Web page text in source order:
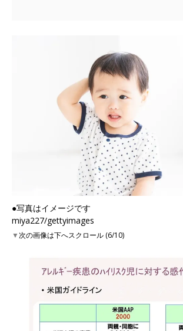
●写真はイメージです
miya227/gettyimages
▼次の画像は下へスクロール (6/10)